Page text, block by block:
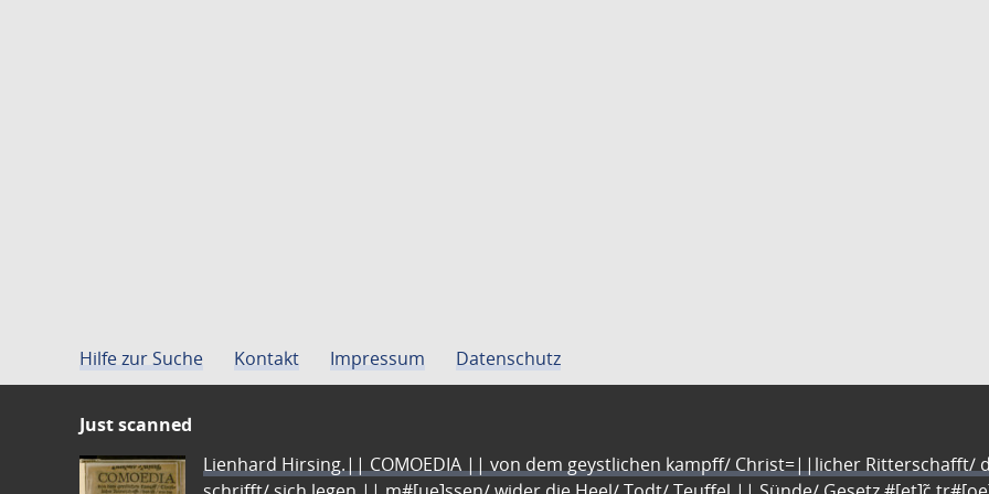
Hilfe zur Suche Kontakt Impressum Datenschutz
Just scanned
Lienhard Hirsing.|| COMOEDIA || von dem geystlichen kampff/ Christ=||licher Ritterschafft/